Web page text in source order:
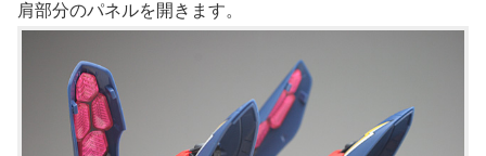
肩部分のパネルを開きます。